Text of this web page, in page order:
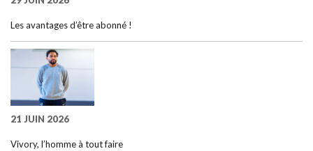
Les avantages d’être abonné !
21 JUIN 2026
Vivory, l’homme à tout faire